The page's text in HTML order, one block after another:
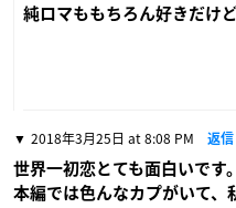
純ロマももちろん好きだけ
2018年3月25日 at 8:08 PM 返信
世界一初恋とても面白いです。
本編では色んなカプがいて、